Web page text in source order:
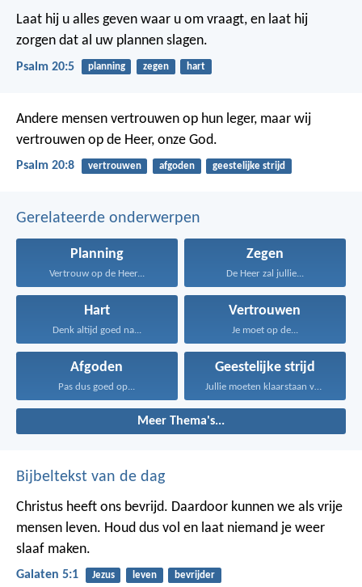
Laat hij u alles geven waar u om vraagt, en laat hij
zorgen dat al uw plannen slagen.
Psalm 20:5 planning zegen hart
Andere mensen vertrouwen op hun leger, maar wij
vertrouwen op de Heer, onze God.
Psalm 20:8 vertrouwen afgoden geestelijke strijd
Gerelateerde onderwerpen
Planning
Vertrouw op de Heer...
Zegen
De Heer zal jullie...
Hart
Denk altijd goed na...
Vertrouwen
Je moet op de...
Afgoden
Pas dus goed op...
Geestelijke strijd
Jullie moeten klaarstaan voor...
Meer Thema's...
Bijbeltekst van de dag
Christus heeft ons bevrijd. Daardoor kunnen we als vrije
mensen leven. Houd dus vol en laat niemand je weer
slaaf maken.
Galaten 5:1 Jezus leven bevrijder